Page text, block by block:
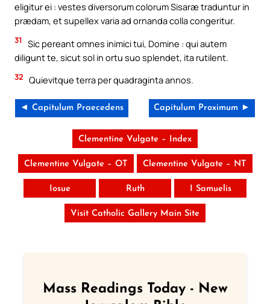
eligitur ei : vestes diversorum colorum Sisaræ traduntur in
prædam, et supellex varia ad ornanda colla congeritur.
31
Sic pereant omnes inimici tui, Domine : qui autem
diligunt te, sicut sol in ortu suo splendet, ita rutilent.
32 Quievitque terra per quadraginta annos.
◄ Capitulum Praecedens Capitulum Proximum ►
Clementine Vulgate – Index
Clementine Vulgate – OT Clementine Vulgate – NT
Iosue Ruth I Samuelis
Visit Catholic Gallery Main Site
Mass Readings Today - New